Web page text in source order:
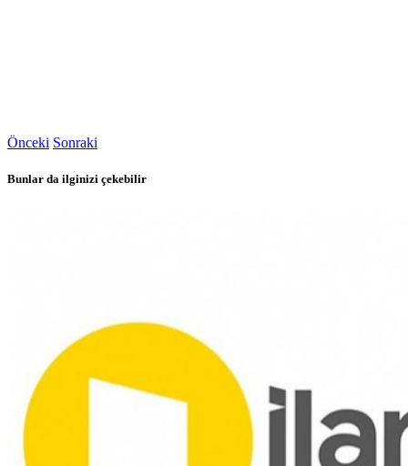
Önceki Sonraki
Bunlar da ilginizi çekebilir